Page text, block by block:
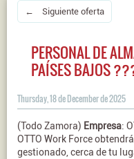
← Siguiente oferta
PERSONAL DE
PAÍSES BAJOS
Thursday, 18 de December de 2025
(Todo Zamora) Empresa:
OTTO Work Force
gestionado, cerca de tu